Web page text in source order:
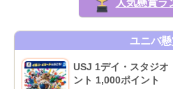
人気懸賞ラ
ユニバ
USJ 1デイ・スタジオ
ント 1,000ポイント